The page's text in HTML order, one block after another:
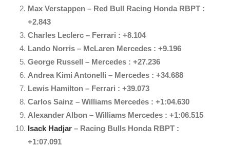
Max Verstappen – Red Bull Racing Honda RBPT :
+2.843
Charles Leclerc – Ferrari : +8.104
Lando Norris – McLaren Mercedes : +9.196
George Russell – Mercedes : +27.236
Andrea Kimi Antonelli – Mercedes : +34.688
Lewis Hamilton – Ferrari : +39.073
Carlos Sainz – Williams Mercedes : +1:04.630
Alexander Albon – Williams Mercedes : +1:06.515
Isack Hadjar – Racing Bulls Honda RBPT :
+1:07.091